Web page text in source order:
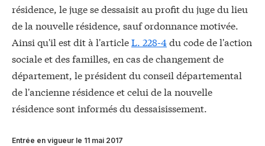
résidence, le juge se dessaisit au profit du juge du lieu
de la nouvelle résidence, sauf ordonnance motivée.
Ainsi qu'il est dit à l'articleL. 228-4du code de l'action
sociale et des familles, en cas de changement de
département, le président du conseil départemental
de l'ancienne résidence et celui de la nouvelle
résidence sont informés du dessaisissement.
Entrée en vigueur le 11 mai 2017